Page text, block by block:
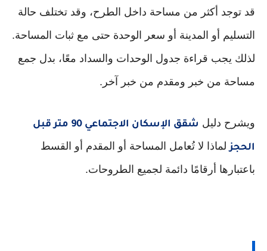
قد توجد أكثر من مساحة داخل الطرح، وقد تختلف حالة
التسليم أو المدينة أو سعر الوحدة حتى مع ثبات المساحة.
لذلك يجب قراءة جدول الوحدات والسداد معًا، بدل جمع
مساحة من خبر ومقدم من خبر آخر.
ويشرح دليل شقق الإسكان الاجتماعي 90 متر قبل
الحجز لماذا لا تُعامل المساحة أو المقدم أو القسط
باعتبارها أرقامًا دائمة لجميع الطروحات.